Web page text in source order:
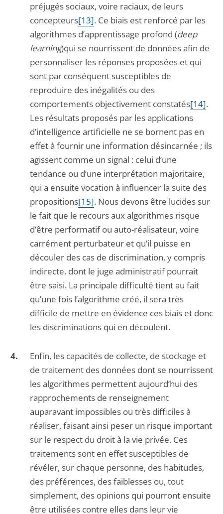
préjugés sociaux, voire raciaux, de leurs
concepteurs[13]. Ce biais est renforcé par les
algorithmes d’apprentissage profond (deep
learning)qui se nourrissent de données afin de
personnaliser les réponses proposées et qui
sont par conséquent susceptibles de
reproduire des inégalités ou des
comportements objectivement constatés[14].
Les résultats proposés par les applications
d’intelligence artificielle ne se bornent pas en
effet à fournir une information désincarnée ; ils
agissent comme un signal : celui d’une
tendance ou d’une interprétation majoritaire,
qui a ensuite vocation à influencer la suite des
propositions[15]. Nous devons être lucides sur
le fait que le recours aux algorithmes risque
d’être performatif ou auto-réalisateur, voire
carrément perturbateur et qu’il puisse en
découler des cas de discrimination, y compris
indirecte, dont le juge administratif pourrait
être saisi. La principale difficulté tient au fait
qu’une fois l’algorithme créé, il sera très
difficile de mettre en évidence ces biais et donc
les discriminations qui en découlent.
Enfin, les capacités de collecte, de stockage et
de traitement des données dont se nourrissent
les algorithmes permettent aujourd’hui des
rapprochements de renseignement
auparavant impossibles ou très difficiles à
réaliser, faisant ainsi peser un risque important
sur le respect du droit à la vie privée. Ces
traitements sont en effet susceptibles de
révéler, sur chaque personne, des habitudes,
des préférences, des faiblesses ou, tout
simplement, des opinions qui pourront ensuite
être utilisées contre elles dans leur vie